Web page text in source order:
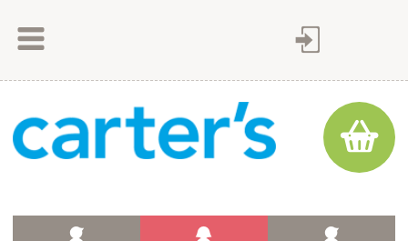
Как оплатить
Доставка товара
Контакты